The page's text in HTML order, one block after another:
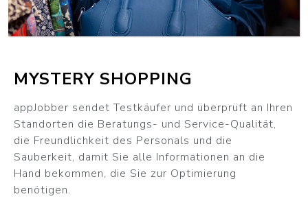
MYSTERY SHOPPING
appJobber sendet Testkäufer und überprüft an Ihren
Standorten die Beratungs- und Service-Qualität,
die Freundlichkeit des Personals und die
Sauberkeit, damit Sie alle Informationen an die
Hand bekommen, die Sie zur Optimierung
benötigen.